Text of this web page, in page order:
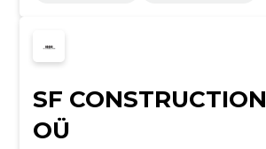
SF CONSTRUCTION
OÜ